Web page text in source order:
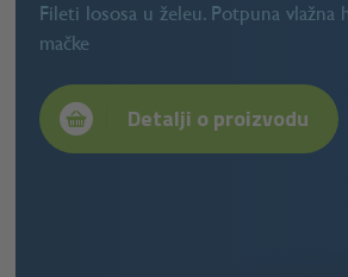
Fileti lososa u želeu. Potpuna vlažna
mačke
Detalji o proizvodu